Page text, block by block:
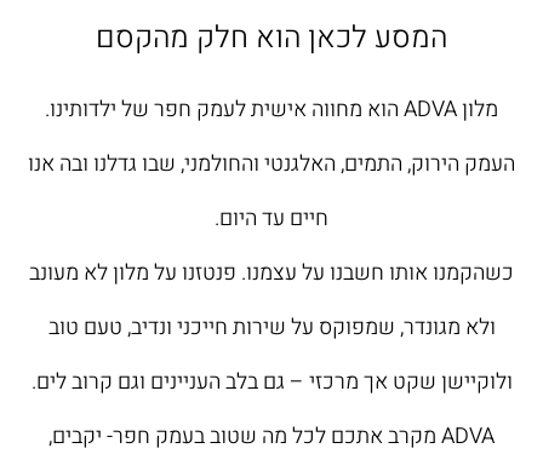
המסע לכאן הוא חלק מהקסם
מלון ADVA הוא מחווה אישית לעמק חפר של ילדותינו.
העמק הירוק, התמים, האלגנטי והחולמני, שבו גדלנו ובה אנו
חיים עד היום.
כשהקמנו אותו חשבנו על עצמנו. פנטזנו על מלון לא מעונב
ולא מגונדר, שמפוקס על שירות חייכני ונדיב, טעם טוב
ולוקיישן שקט אך מרכזי – גם בלב העניינים וגם קרוב לים.
ADVA מקרב אתכם לכל מה שטוב בעמק חפר- יקבים,